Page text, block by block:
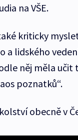
na VŠE.
kriticky
a lidského
něj měla učit
poznatků“.
obecně v